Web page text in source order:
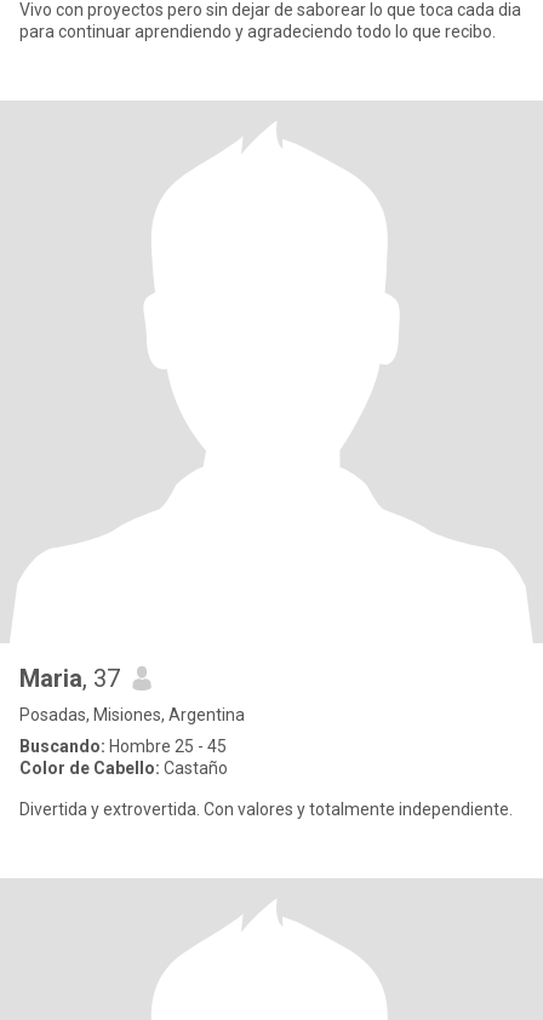
Vivo con proyectos pero sin dejar de saborear lo que toca cada dia
para continuar aprendiendo y agradeciendo todo lo que recibo.
Maria, 37
Posadas, Misiones, Argentina
Buscando: Hombre 25 - 45
Color de Cabello: Castaño
Divertida y extrovertida. Con valores y totalmente independiente.